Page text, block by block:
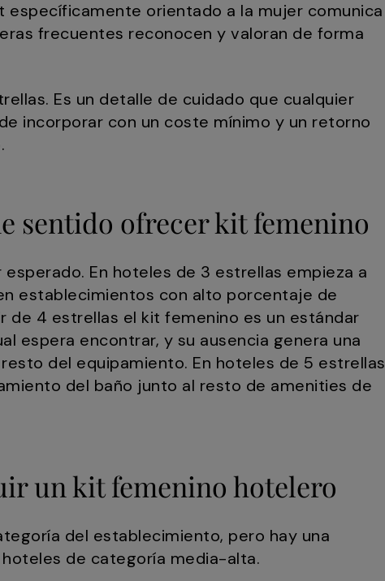
orientado a la mujer comunica
frecuentes reconocen y valoran de forma
Es un detalle de cuidado que cualquier
incorporar con un coste mínimo y un retorno
sentido ofrecer kit femenino
En hoteles de 3 estrellas empieza a
establecimientos con alto porcentaje de
de 4 estrellas el kit femenino es un estándar
espera encontrar, y su ausencia genera una
del equipamiento. En hoteles de 5 estrellas
del baño junto al resto de amenities de
un kit femenino hotelero
del establecimiento, pero hay una
de categoría media-alta.